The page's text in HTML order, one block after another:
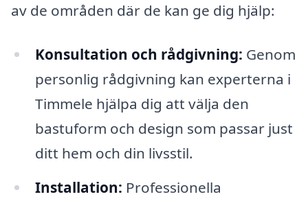
av de områden där de kan ge dig hjälp:
Konsultation och rådgivning: Genom
personlig rådgivning kan experterna i
Timmele hjälpa dig att välja den
bastuform och design som passar just
ditt hem och din livsstil.
Installation: Professionella